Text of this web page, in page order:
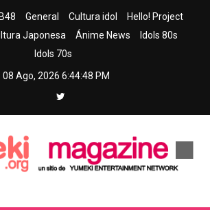
General Cultura idol
Hello! Project
Japonesa Ánime News
Idols 80s
Idols 70s
08 Ago, 2026 6:44:49 PM